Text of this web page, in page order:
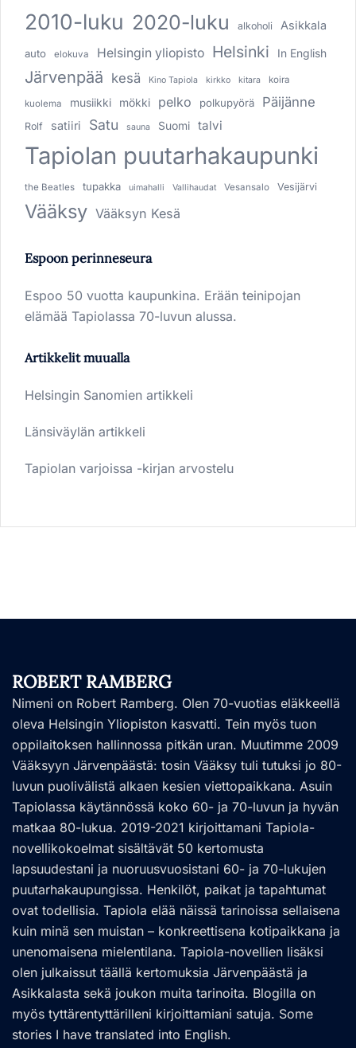
2010-luku 2020-luku alkoholi Asikkala
auto elokuva Helsingin yliopisto Helsinki In English
Järvenpää kesä Kino Tapiola kirkko kitara koira
kuolema musiikki mökki pelko polkupyörä Päijänne
Rolf satiiri Satu sauna Suomi talvi
Tapiolan puutarhakaupunki
the Beatles tupakka uimahalli Vallihaudat Vesansalo Vesijärvi
Vääksy Vääksyn Kesä
Espoon perinneseura
Espoo 50 vuotta kaupunkina. Erään teinipojan
elämää Tapiolassa 70-luvun alussa.
Artikkelit muualla
Helsingin Sanomien artikkeli
Länsiväylän artikkeli
Tapiolan varjoissa -kirjan arvostelu
ROBERT RAMBERG
Nimeni on Robert Ramberg. Olen 70-vuotias eläkkeellä
oleva Helsingin Yliopiston kasvatti. Tein myös tuon
oppilaitoksen hallinnossa pitkän uran. Muutimme 2009
Vääksyyn Järvenpäästä: tosin Vääksy tuli tutuksi jo 80-
luvun puolivälistä alkaen kesien viettopaikkana. Asuin
Tapiolassa käytännössä koko 60- ja 70-luvun ja hyvän
matkaa 80-lukua. 2019-2021 kirjoittamani Tapiola-
novellikokoelmat sisältävät 50 kertomusta
lapsuudestani ja nuoruusvuosistani 60- ja 70-lukujen
puutarhakaupungissa. Henkilöt, paikat ja tapahtumat
ovat todellisia. Tapiola elää näissä tarinoissa sellaisena
kuin minä sen muistan – konkreettisena kotipaikkana ja
unenomaisena mielentilana. Tapiola-novellien lisäksi
olen julkaissut täällä kertomuksia Järvenpäästä ja
Asikkalasta sekä joukon muita tarinoita. Blogilla on
myös tyttärentyttärilleni kirjoittamiani satuja. Some
stories I have translated into English.